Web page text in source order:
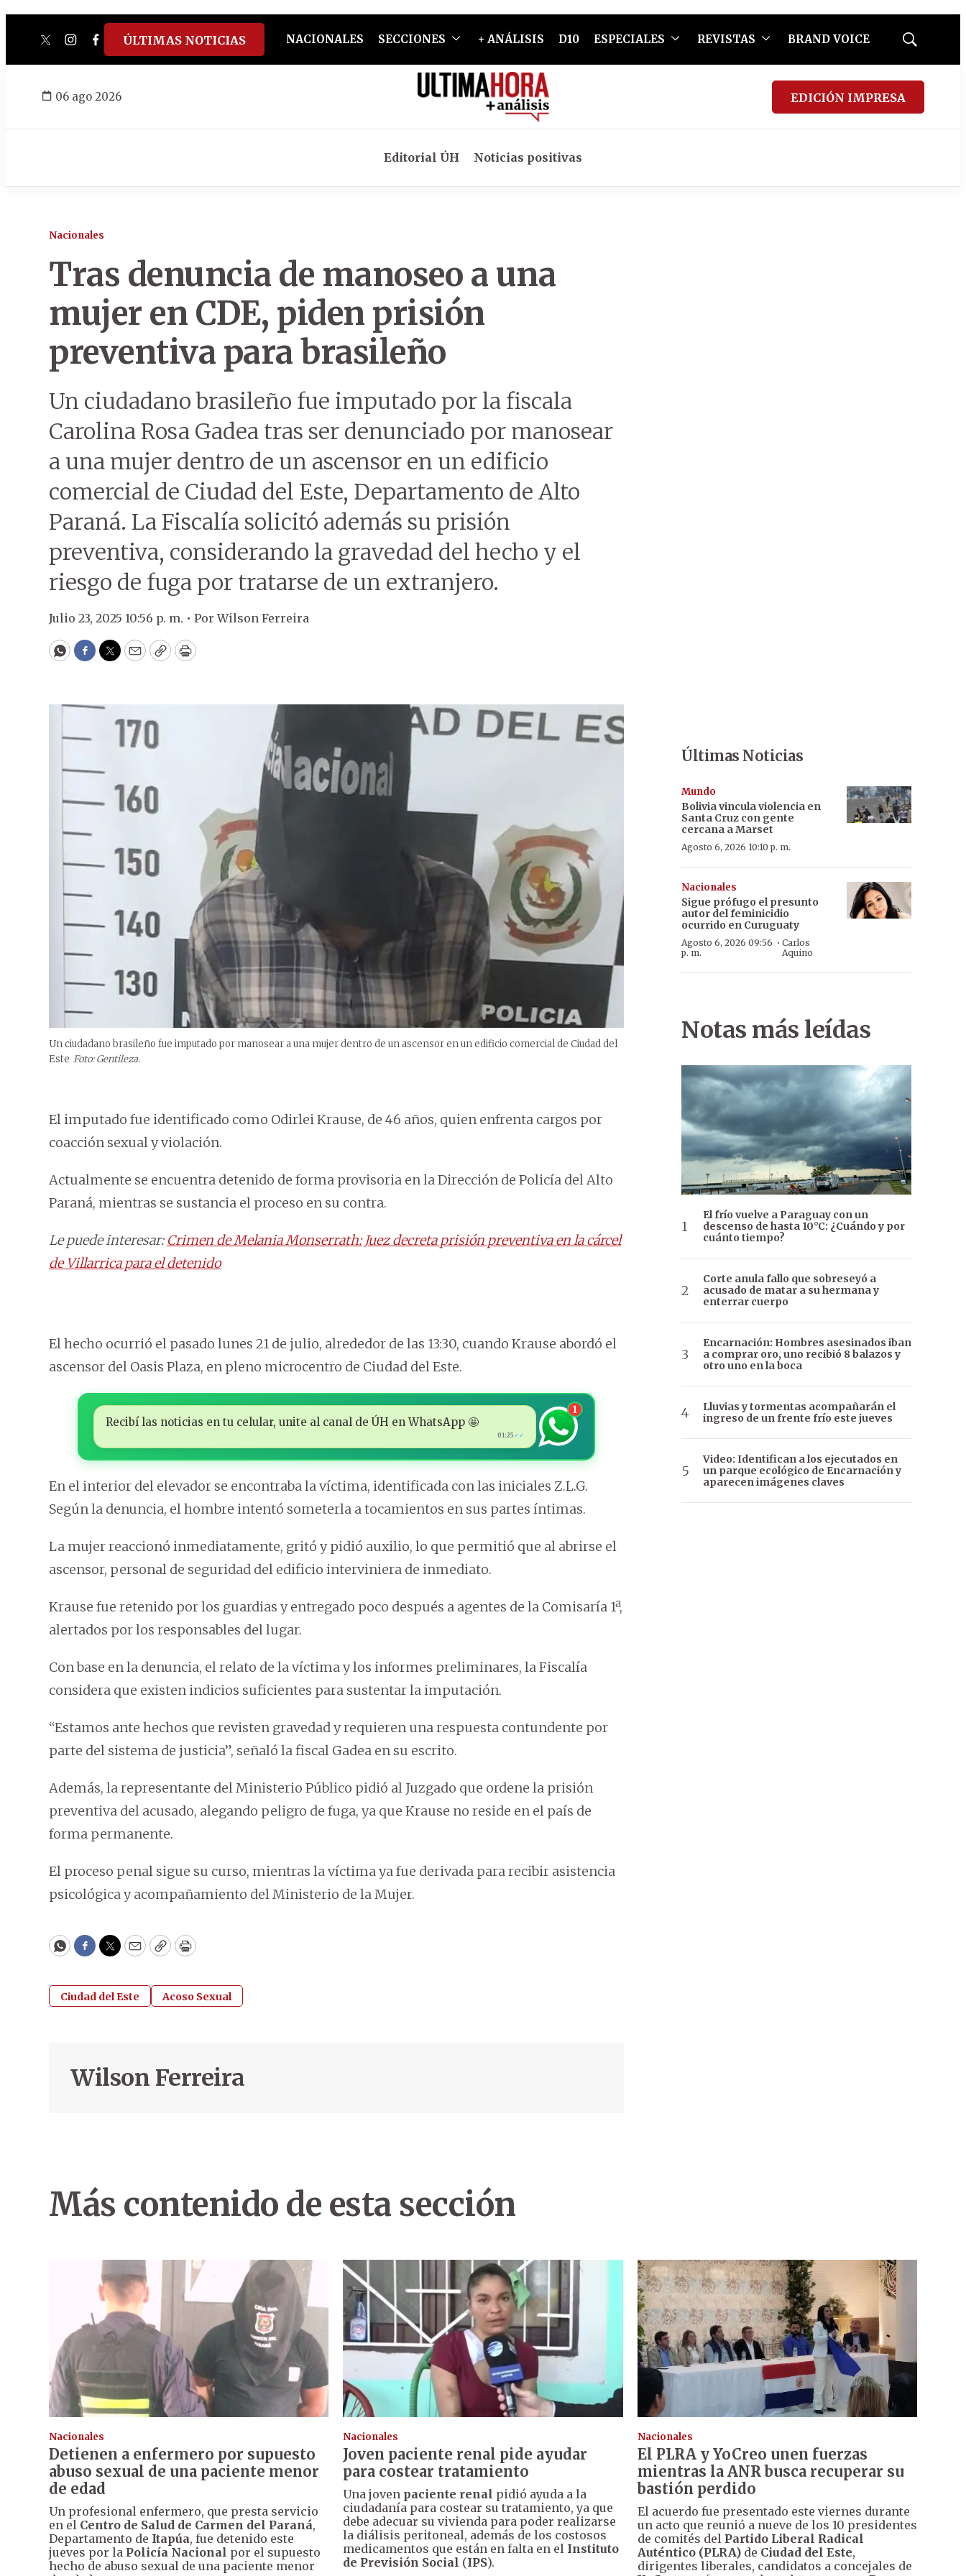
twitterinstagram
facebook
tiktokyoutube
spotify
ÚLTIMAS NOTICIAS NACIONALES SECCIONES + ANÁLISIS D10 ESPECIALES REVISTAS BRAND VOICE
Mostrar
06 ago 2026 EDICIÓN IMPRESA
Editorial ÚH Noticias positivas
Nacionales
Tras denuncia de manoseo a una
mujer en CDE, piden prisión
preventiva para brasileño
Un ciudadano brasileño fue imputado por la fiscala
Carolina Rosa Gadea tras ser denunciado por manosear
a una mujer dentro de un ascensor en un edificio
comercial de Ciudad del Este, Departamento de Alto
Paraná. La Fiscalía solicitó además su prisión
preventiva, considerando la gravedad del hecho y el
riesgo de fuga por tratarse de un extranjero.
Julio 23, 2025 10:56 p. m. • PorWilson Ferreira
WhatsApp
Facebook
Twitter
EmailCopyPrint
Un ciudadano brasileño fue imputado por manosear a una mujer dentro de un ascensor en un edificio comercial de Ciudad del
Este Foto: Gentileza.
El imputado fue identificado como Odirlei Krause, de 46 años, quien enfrenta cargos por
coacción sexual y violación.
Actualmente se encuentra detenido de forma provisoria en la Dirección de Policía del Alto
Paraná, mientras se sustancia el proceso en su contra.
Le puede interesar:Crimen de Melania Monserrath: Juez decreta prisión preventiva en la cárcel
de Villarrica para el detenido
El hecho ocurrió el pasado lunes 21 de julio, alrededor de las 13:30, cuando Krause abordó el
ascensor del Oasis Plaza, en pleno microcentro de Ciudad del Este.
Recibí las noticias en tu celular, unite al canal de ÚH en WhatsApp 🤩
01:25 ✓✓
1
En el interior del elevador se encontraba la víctima, identificada con las iniciales Z.L.G.
Según la denuncia, el hombre intentó someterla a tocamientos en sus partes íntimas.
La mujer reaccionó inmediatamente, gritó y pidió auxilio, lo que permitió que al abrirse el
ascensor, personal de seguridad del edificio interviniera de inmediato.
Krause fue retenido por los guardias y entregado poco después a agentes de la Comisaría 1ª,
alertados por los responsables del lugar.
Con base en la denuncia, el relato de la víctima y los informes preliminares, la Fiscalía
considera que existen indicios suficientes para sustentar la imputación.
“Estamos ante hechos que revisten gravedad y requieren una respuesta contundente por
parte del sistema de justicia”, señaló la fiscal Gadea en su escrito.
Además, la representante del Ministerio Público pidió al Juzgado que ordene la prisión
preventiva del acusado, alegando peligro de fuga, ya que Krause no reside en el país de
forma permanente.
El proceso penal sigue su curso, mientras la víctima ya fue derivada para recibir asistencia
psicológica y acompañamiento del Ministerio de la Mujer.
WhatsApp
Facebook
Twitter
EmailCopyPrint
Ciudad del Este Acoso Sexual
Wilson Ferreira
Últimas Noticias
Mundo
Bolivia vincula violencia en
Santa Cruz con gente
cercana a Marset
Agosto 6, 2026 10:10 p. m.
Nacionales
Sigue prófugo el presunto
autor del feminicidio
ocurrido en Curuguaty
Agosto 6, 2026 09:56
p. m.
·Carlos
Aquino
Notas más leídas
El frío vuelve a Paraguay con un
descenso de hasta 10°C: ¿Cuándo y por
cuánto tiempo?
Corte anula fallo que sobreseyó a
acusado de matar a su hermana y
enterrar cuerpo
Encarnación: Hombres asesinados iban
a comprar oro, uno recibió 8 balazos y
otro uno en la boca
Lluvias y tormentas acompañarán el
ingreso de un frente frío este jueves
Video: Identifican a los ejecutados en
un parque ecológico de Encarnación y
aparecen imágenes claves
Más contenido de esta sección
Nacionales
Detienen a enfermero por supuesto
abuso sexual de una paciente menor
de edad
Un profesional enfermero, que presta servicio
en el Centro de Salud de Carmen del Paraná,
Departamento de Itapúa, fue detenido este
jueves por la Policía Nacional por el supuesto
hecho de abuso sexual de una paciente menor
Nacionales
Joven paciente renal pide ayudar
para costear tratamiento
Una joven paciente renal pidió ayuda a la
ciudadanía para costear su tratamiento, ya que
debe adecuar su vivienda para poder realizarse
la diálisis peritoneal, además de los costosos
medicamentos que están en falta en el Instituto
de Previsión Social (IPS).
Nacionales
El PLRA y YoCreo unen fuerzas
mientras la ANR busca recuperar su
bastión perdido
El acuerdo fue presentado este viernes durante
un acto que reunió a nueve de los 10 presidentes
de comités del Partido Liberal Radical
Auténtico (PLRA)de Ciudad del Este,
dirigentes liberales, candidatos a concejales de